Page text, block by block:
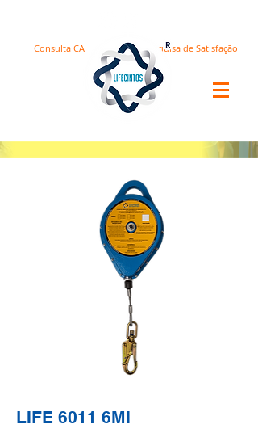
Pesquisa de Satisfação
Consulta CA
LIFE 6011 6MI